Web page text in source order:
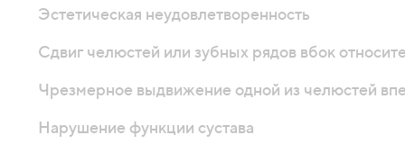
Эстетическая неудовлетворенность
Сдвиг челюстей или зубных рядов вбок
Чрезмерное выдвижение одной из челюстей
Нарушение функции сустава